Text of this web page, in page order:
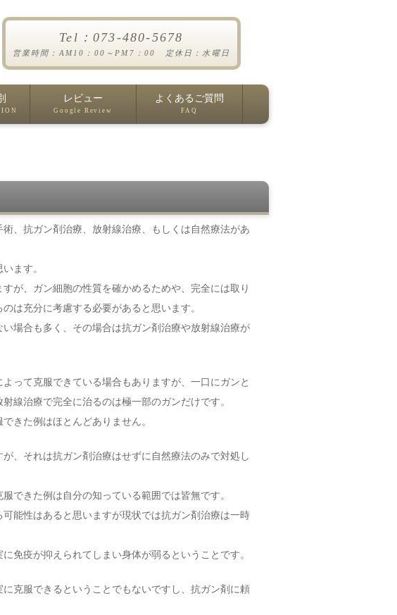
Tel：073-480-5678
営業時間：AM10：00～PM7：00 定休日：水曜日
レビュー
Google Review
よくあるご質問
FAQ
、抗ガン剤治療、放射線治療、もしくは自然療法があ
ます。
が、ガン細胞の性質を確かめるためや、完全には取り
は充分に考慮する必要があると思います。
場合も多く、その場合は抗ガン剤治療や放射線治療が
って克服できている場合もありますが、一口にガンと
線治療で完全に治るのは極一部のガンだけです。
きた例はほとんどありません。
、それは抗ガン剤治療はせずに自然療法のみで対処し
できた例は自分の知っている範囲では皆無です。
能性はあると思いますが現状では抗ガン剤治療は一時
免疫が抑えられてしまい身体が弱るということです。
克服できるということでもないですし、抗ガン剤に頼